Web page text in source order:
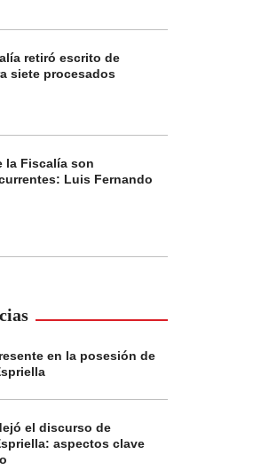
retiró escrito de
siete procesados
la Fiscalía son
Luis Fernando
en la posesión de
el discurso de
aspectos clave